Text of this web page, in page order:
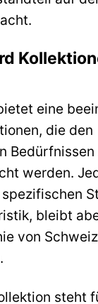
eine
die den
Bedürfnissen
werden.
bleibt
von
steht